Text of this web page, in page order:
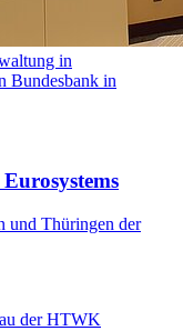
in
Bundesbank in
und Thüringen der